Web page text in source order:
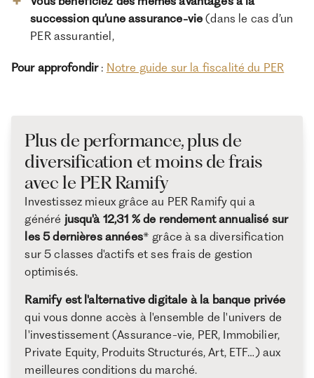
succession qu’une assurance-vie (dans le cas d’un
PER assurantiel,
Pour approfondir : Notre guide sur la fiscalité du PER
Plus de performance, plus de
diversification et moins de frais
avec le PER Ramify
Investissez mieux grâce au PER Ramify qui a
généré jusqu'à 12,31 % de rendement annualisé sur
les 5 dernières années* grâce à sa diversification
sur 5 classes d'actifs et ses frais de gestion
optimisés.
Ramify est l'alternative digitale à la banque privée
qui vous donne accès à l'ensemble de l'univers de
l'investissement (Assurance-vie, PER, Immobilier,
Private Equity, Produits Structurés, Art, ETF…) aux
meilleures conditions du marché.